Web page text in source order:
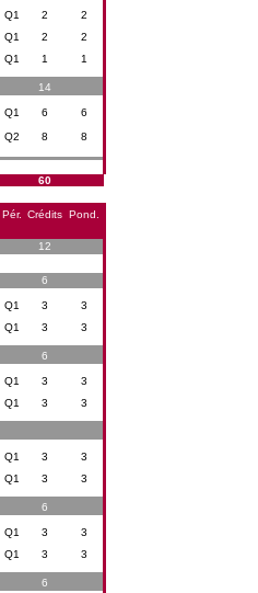
Q1 2 2
Q1 2 2
Q1 1 1
14
Q1 6 6
Q2 8 8
60
Pér. Crédits Pond.
12
6
Q1 3 3
Q1 3 3
6
Q1 3 3
Q1 3 3
Q1 3 3
Q1 3 3
6
Q1 3 3
Q1 3 3
6